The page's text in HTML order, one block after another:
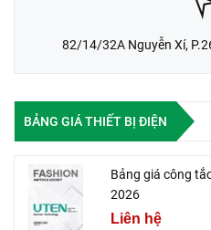
82/14/32A Nguyễn Xí,
BẢNG GIÁ THIẾT BỊ ĐIỆN
Bảng giá công
2026
Liên hệ